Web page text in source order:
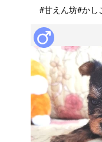
#甘えん坊#かし